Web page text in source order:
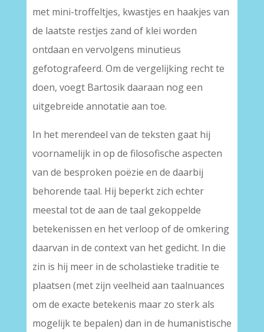
met mini-troffeltjes, kwastjes en haakjes van
de laatste restjes zand of klei worden
ontdaan en vervolgens minutieus
gefotografeerd. Om de vergelijking recht te
doen, voegt Bartosik daaraan nog een
uitgebreide annotatie aan toe.
In het merendeel van de teksten gaat hij
voornamelijk in op de filosofische aspecten
van de besproken poëzie en de daarbij
behorende taal. Hij beperkt zich echter
meestal tot de aan de taal gekoppelde
betekenissen en het verloop of de omkering
daarvan in de context van het gedicht. In die
zin is hij meer in de scholastieke traditie te
plaatsen (met zijn veelheid aan taalnuances
om de exacte betekenis maar zo sterk als
mogelijk te bepalen) dan in de humanistische